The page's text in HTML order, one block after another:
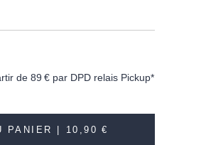
de 89 € par DPD relais Pickup*
PANIER | 10,90 €